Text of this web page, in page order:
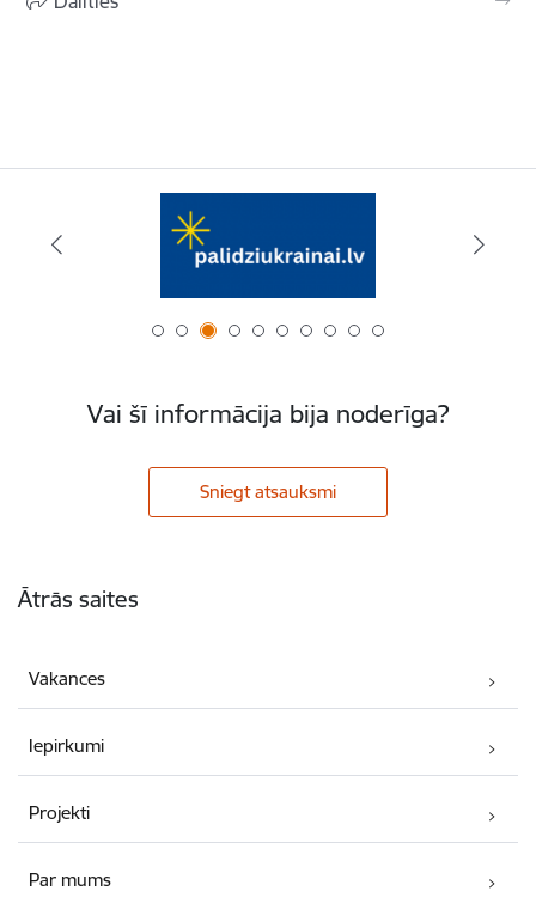
Vai šī informācija bija noderīga?
Sniegt atsauksmi
Ātrās saites
Vakances
Iepirkumi
Projekti
Par mums